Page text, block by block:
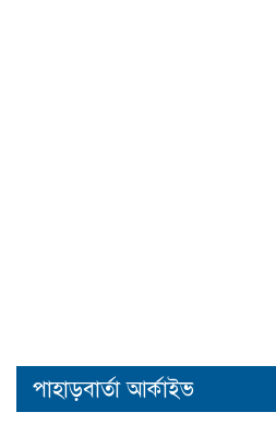
পাহাড়বার্তা আর্কাইভ